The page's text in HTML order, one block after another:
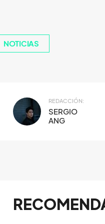
NOTICIAS
REDACCIÓN:
SERGIO
ANG